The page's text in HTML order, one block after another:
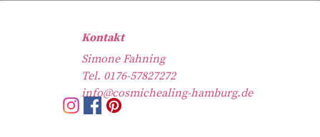
Kontakt
Simone Fahning
Tel. 0176-57827272
info@cosmichealing-hamburg.de